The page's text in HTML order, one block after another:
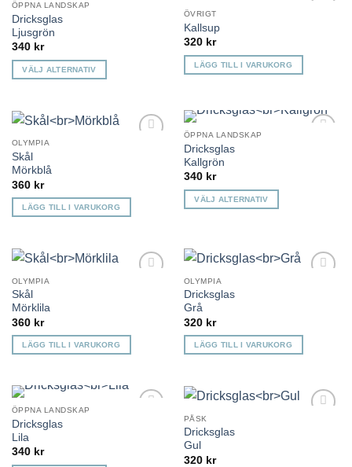
har
flera
varianter.
olika
väljas
på
produktsidan
har
flera
varianter.
De
olika
väljas
på
produktsidan
ÖPPNA LANDSKAP
Dricksglas
Ljusgrön
340 kr
VÄLJ ALTERNATIV
produkten
flera
varianter.
De
olika
alternativen
väljas
produktsidan
ÖVRIGT
Kallsup
320 kr
LÄGG TILL I VARUKORG
OLYMPIA
Skål
Mörkblå
360 kr
LÄGG TILL I VARUKORG
ÖPPNA LANDSKAP
Dricksglas
Kallgrön
340 kr
VÄLJ ALTERNATIV
produkten
har
flera
varianter.
alternativen
på
produktsidan
OLYMPIA
Skål
Mörklila
360 kr
LÄGG TILL I VARUKORG
OLYMPIA
Dricksglas
Grå
320 kr
LÄGG TILL I VARUKORG
ÖPPNA LANDSKAP
Dricksglas
Lila
340 kr
PÅSK
Dricksglas
Gul
320 kr